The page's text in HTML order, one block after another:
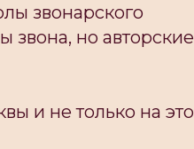
звонарского
звона, но авторские
и не только на это